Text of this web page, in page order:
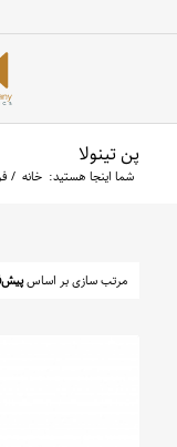
پن تینولا
شما اینجا هستید: خانه /
مرتب سازی بر اساس